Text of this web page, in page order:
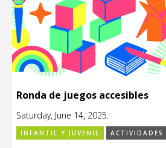
Ronda de juegos accesibles
Saturday, June 14, 2025.
INFANTIL Y JUVENIL ACTIVIDADES